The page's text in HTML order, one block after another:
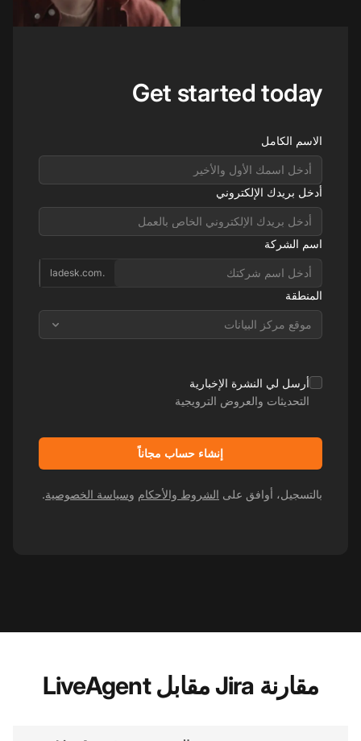
Get started today
الاسم الكامل
أدخل بريدك الإلكتروني
اسم الشركة
.ladesk.com
المنطقة
موقع مركز البيانات
أرسل لي النشرة الإخبارية
التحديثات والعروض الترويجية
إنشاء حساب مجاناً
بالتسجيل، أوافق على الشروط والأحكام وسياسة الخصوصية.
مقارنة Jira مقابل LiveAgent